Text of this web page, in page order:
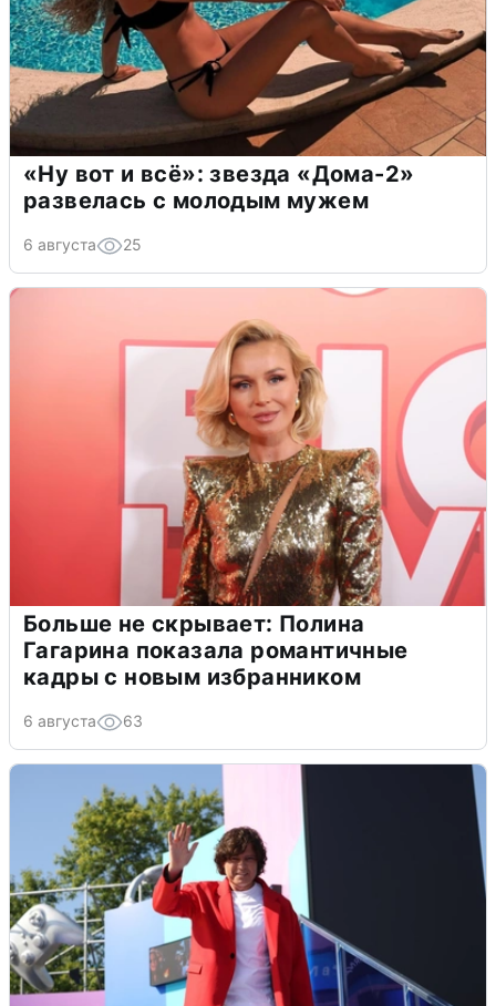
«Ну вот и всё»: звезда «Дома-2»
развелась с молодым мужем
6 августа 25
Больше не скрывает: Полина
Гагарина показала романтичные
кадры с новым избранником
6 августа 63